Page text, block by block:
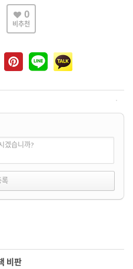
0
비추천
겠습니까?
비판